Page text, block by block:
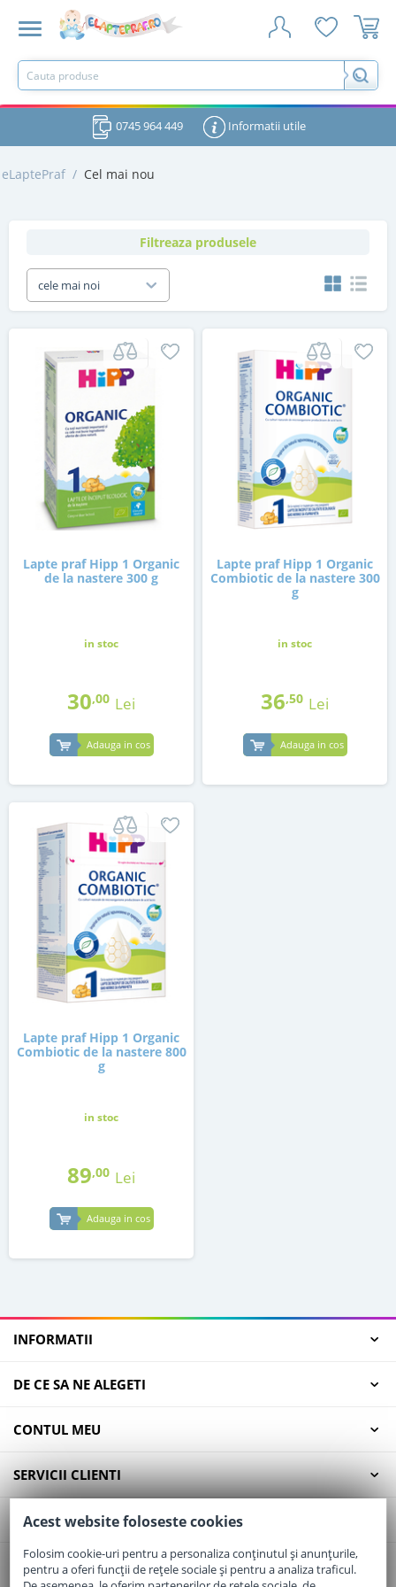
0745 964 449 Informatii utile
eLaptePraf / Cel mai nou
Filtreaza produsele
cele mai noi
Lapte praf Hipp 1 Organic
de la nastere 300 g
in stoc
30,00 Lei
Adauga in cos
Lapte praf Hipp 1 Organic
Combiotic de la nastere 300
g
in stoc
36,50 Lei
Adauga in cos
Lapte praf Hipp 1 Organic
Combiotic de la nastere 800
g
in stoc
89,00 Lei
Adauga in cos
INFORMATII
DE CE SA NE ALEGETI
CONTUL MEU
SERVICII CLIENTI
CONTACT
Email:office@elaptepraf.ro
Acest website foloseste cookies
Folosim cookie-uri pentru a personaliza conținutul și anunțurile,
pentru a oferi funcții de rețele sociale și pentru a analiza traficul.